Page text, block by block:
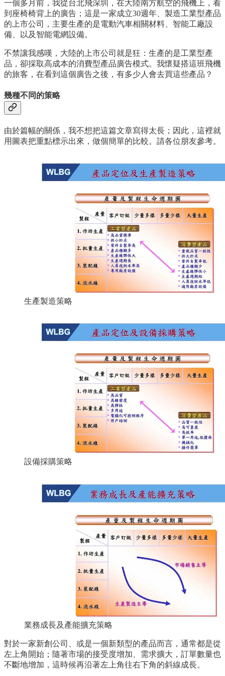
一個多月前，我從台北飛深圳，在大陸南方航空的飛機上，看
到座椅椅背上的廣告；這是一家成立30週年、製造工業型產品
的上市公司，主要生產的是電動汽車相關材料、智能工廠設
備、以及智能電網設備。
不禁讓我感嘆，大陸的上市公司就是狂：生產的是工業型產
品，卻採取高成本的消費型產品廣告模式。我懷疑搭這班飛機
的旅客，在看到這個廣告之後，有多少人會去買這些產品？
幾種不同的策略
由於篇幅的關係，我不想把這篇文章寫得太長；因此，這裡就
用圖表把重點標示出來，做個簡單的比較。請各位朋友參考。
生產製造策略
設備採購策略
業務成長及產能擴充策略
對於一家新創公司、或是一個新類型的產品而言，通常都是從
左上角開始；隨著市場的接受度增加、需求擴大，訂單數量也
不斷地增加，這時候再沿著左上角往右下角的斜線成長。